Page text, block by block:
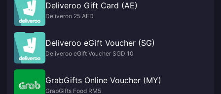
Deliveroo Gift Card (AE)
Deliveroo 25 AED
Deliveroo eGift Voucher (SG)
Deliveroo eGift Voucher SGD 10
GrabGifts Online Voucher (MY)
GrabGifts Food RM5